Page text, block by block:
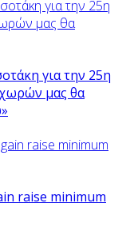
για την 25η
μας θα
raise minimum